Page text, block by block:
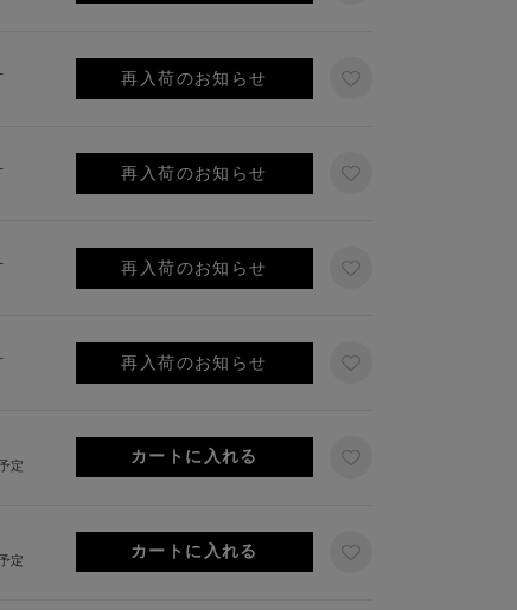
再入荷のお知らせ
再入荷のお知らせ
再入荷のお知らせ
再入荷のお知らせ
定
定